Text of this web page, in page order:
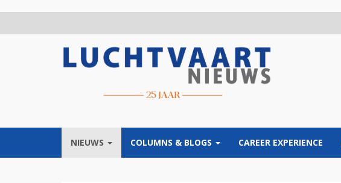
NIEUWS COLUMNS & BLOGS CAREER EXPERIENCE